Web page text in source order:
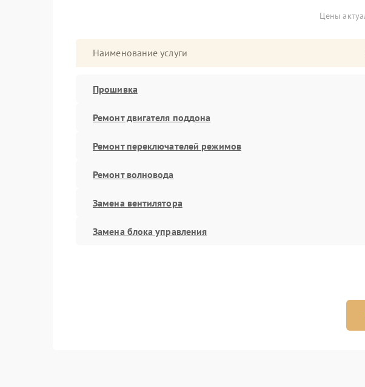
Цены
Наименование услуги
Прошивка
Ремонт двигателя поддона
Ремонт переключателей режимов
Ремонт волновода
Замена вентилятора
Замена блока управления